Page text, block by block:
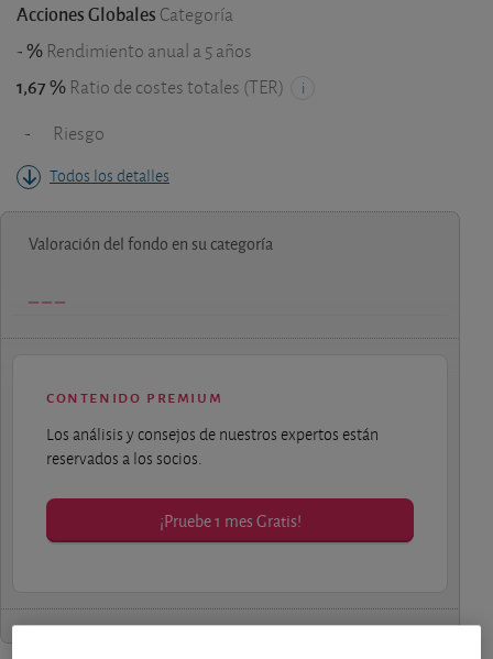
Acciones Globales Categoría
- % Rendimiento anual a 5 años
1,67 % Ratio de costes totales (TER)
- Riesgo
Todos los detalles
Valoración del fondo en su categoría
contenido premium
Los análisis y consejos de nuestros expertos están
reservados a los socios.
¡Pruebe 1 mes Gratis!